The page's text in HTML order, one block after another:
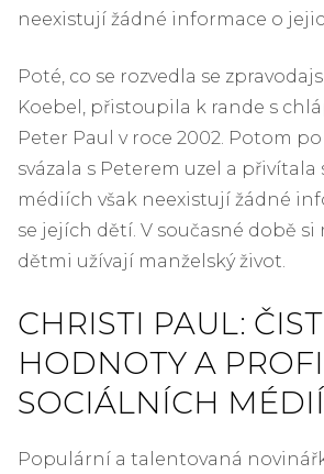
neexistují žádné informace o
Poté, co se rozvedla se
Koebel, přistoupila k rande s
Peter Paul v roce 2002. Potom
svázala s Peterem uzel a
médiích však neexistují žádné
se jejích dětí. V současné době si
dětmi užívají manželský život.
CHRISTI PAUL:
HODNOTY A
SOCIÁLNÍCH MÉDIÍ
Populární a talentovaná